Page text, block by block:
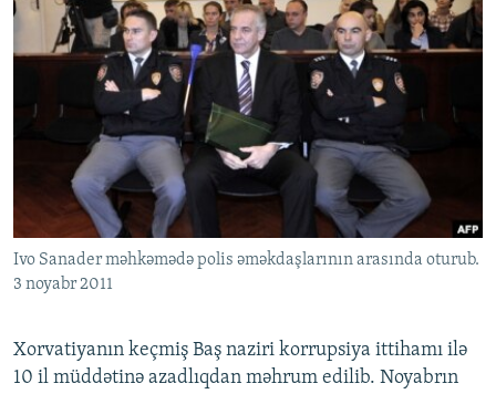
MULTIMEDIA
FOTOQALEREYA
İNFOQRAFIKA
KARIKATURA
RADIO ARXIV
OXU ZALI
AZƏRBAYCAN ƏDƏBIYYATI KITABXANASI
İSLAM VƏ DEMOKRATIYA
İZ - MƏDƏNIYYƏT PROQRAMI
HAQQIMIZDA
MISSIYAMIZ
PEŞƏ ETIKASI VƏ JURNALISTIKA STANDARTLARIMIZ
MATERIALLARIMIZDAN ISTIFADƏ
AZADLIQRADIOSU MOBIL TELEFONUNUZDA
XƏBƏR BÜLLETENLƏRIMIZ
RFE/RL-in bütün saytları
Ivo Sanader məhkəmədə polis əməkdaşlarının arasında oturub.
3 noyabr 2011
Xorvatiyanın keçmiş Baş naziri korrupsiya ittihamı ilə
10 il müddətinə azadlıqdan məhrum edilib. Noyabrın